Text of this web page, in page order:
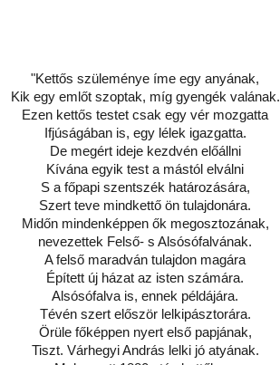
"Kettős szüleménye íme egy anyának,
Kik egy emlőt szoptak, míg gyengék valának.
Ezen kettős testet csak egy vér mozgatta
Ifjúságában is, egy lélek igazgatta.
De megért ideje kezdvén előállni
Kívána egyik test a mástól elválni
S a főpapi szentszék határozására,
Szert teve mindkettő ön tulajdonára.
Midőn mindenképpen ők megosztozának,
nevezettek Felső- s Alsósófalvának.
A felső maradván tulajdon magára
Épített új házat az isten számára.
Alsósófalva is, ennek példájára.
Tévén szert először lelkipásztorára.
Örüle főképpen nyert első papjának,
Tiszt. Várhegyi András lelki jó atyának.